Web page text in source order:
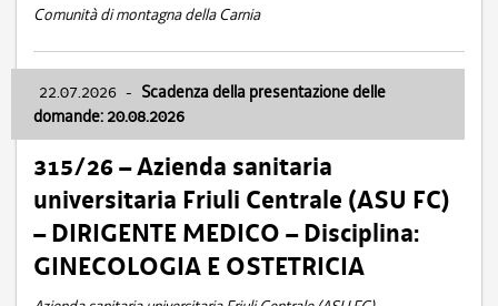
Comunità di montagna della Carnia
22.07.2026 - Scadenza della presentazione delle
domande: 20.08.2026
315/26 – Azienda sanitaria
universitaria Friuli Centrale (ASU FC)
– DIRIGENTE MEDICO – Disciplina:
GINECOLOGIA E OSTETRICIA